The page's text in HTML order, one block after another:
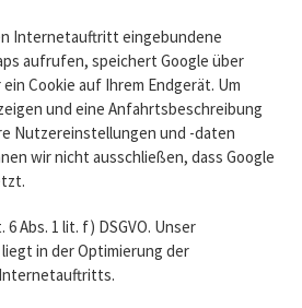
Internetauftritt eingebundene
aufrufen, speichert Google über
Cookie auf Ihrem Endgerät. Um
und eine Anfahrtsbeschreibung
Nutzereinstellungen und -daten
wir nicht ausschließen, dass Google
Abs. 1 lit. f) DSGVO. Unser
in der Optimierung der